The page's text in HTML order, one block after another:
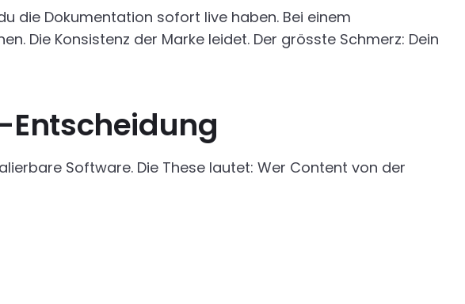
die Dokumentation sofort live haben. Bei einem
Die Konsistenz der Marke leidet. Der grösste Schmerz: Dein
Entscheidung
Software. Die These lautet: Wer Content von der